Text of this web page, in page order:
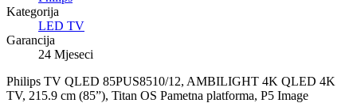
Kategorija
LED TV
Garancija
24 Mjeseci
Philips TV QLED 85PUS8510/12, AMBILIGHT 4K QLED 4K
TV, 215.9 cm (85”), Titan OS Pametna platforma, P5 Image